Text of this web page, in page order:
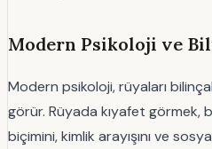
Modern Psikoloji ve
Modern psikoloji, rüyaları
görür. Rüyada kıyafet görmek,
biçimini, kimlik arayışını ve